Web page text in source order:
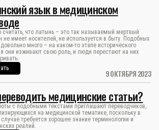
9 ОКТЯБРЯ 2023
язык в медицинском
считать, что латынь – это так называемый мертвый
не имеет носителей, не используется в быту. Подобных
много – на каком-то этапе исторического
они изживают свою роль, и люди перестают на них
медицинские статьи?
с подобными текстами приглашают переводчиков,
на медицинской тематике, поскольку в
требуется хорошее знание терминологии и
реалий.